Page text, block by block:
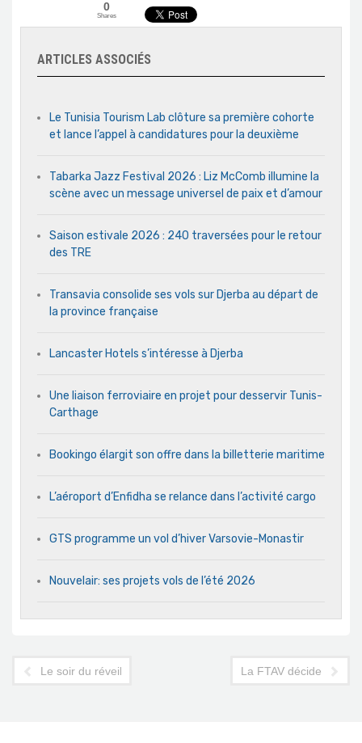
0
Shares
ARTICLES ASSOCIÉS
Le Tunisia Tourism Lab clôture sa première cohorte
et lance l’appel à candidatures pour la deuxième
Tabarka Jazz Festival 2026 : Liz McComb illumine la
scène avec un message universel de paix et d’amour
Saison estivale 2026 : 240 traversées pour le retour
des TRE
Transavia consolide ses vols sur Djerba au départ de
la province française
Lancaster Hotels s’intéresse à Djerba
Une liaison ferroviaire en projet pour desservir Tunis-
Carthage
Bookingo élargit son offre dans la billetterie maritime
L’aéroport d’Enfidha se relance dans l’activité cargo
GTS programme un vol d’hiver Varsovie-Monastir
Nouvelair: ses projets vols de l’été 2026
Le soir du réveillon, le chef du gouvernement et le ministre
La FTAV décide de